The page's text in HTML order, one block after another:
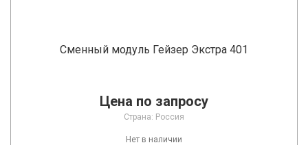
Сменный модуль Гейзер Экстра 401
Цена по запросу
Страна: Россия
Нет в наличии